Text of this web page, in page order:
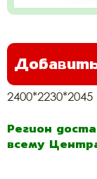
2400*2230*2045
Регион
всему